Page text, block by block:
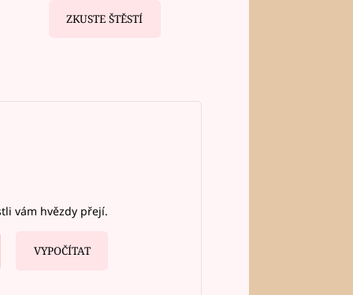
ZKUSTE ŠTĚSTÍ
vám hvězdy přejí.
VYPOČÍTAT